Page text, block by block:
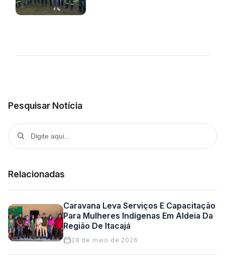
Pesquisar Notícia
Relacionadas
Caravana Leva Serviços E Capacitação
Para Mulheres Indígenas Em Aldeia Da
Região De Itacajá
28 de maio de 2026